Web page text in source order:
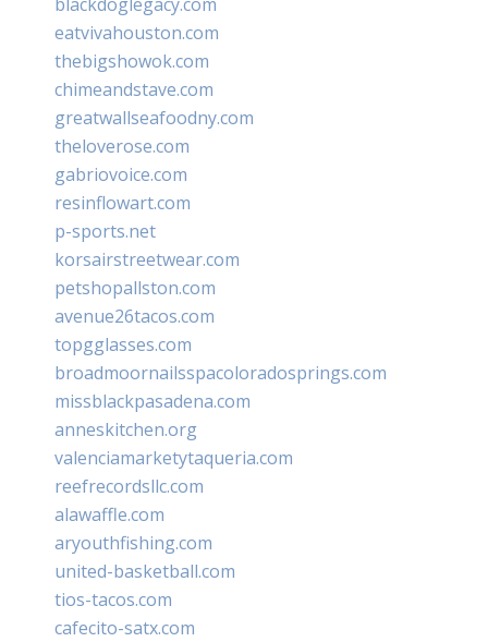
eatvivahouston.com
thebigshowok.com
chimeandstave.com
greatwallseafoodny.com
theloverose.com
gabriovoice.com
resinflowart.com
p-sports.net
korsairstreetwear.com
petshopallston.com
avenue26tacos.com
topgglasses.com
broadmoornailsspacoloradosprings.com
missblackpasadena.com
anneskitchen.org
valenciamarketytaqueria.com
reefrecordsllc.com
alawaffle.com
aryouthfishing.com
united-basketball.com
tios-tacos.com
cafecito-satx.com